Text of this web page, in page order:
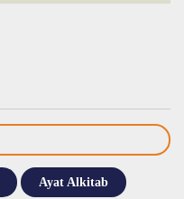
Ayat Alkitab